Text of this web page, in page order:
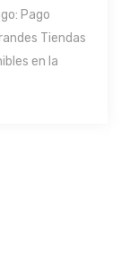
Pago
Tiendas
en la